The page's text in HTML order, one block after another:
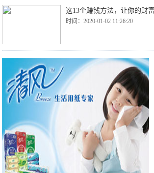
这13个赚钱方法，让你的财
时间：2020-01-02 11:26:20